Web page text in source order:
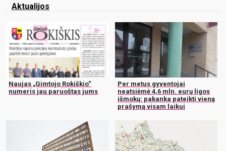
Aktualijos
Naujas „Gimtojo Rokiškio“
numeris jau paruoštas jums
Per metus gyventojai
neatsiėmė 4,6 mln. eurų ligos
išmokų: pakanka pateikti vieną
prašymą visam laikui